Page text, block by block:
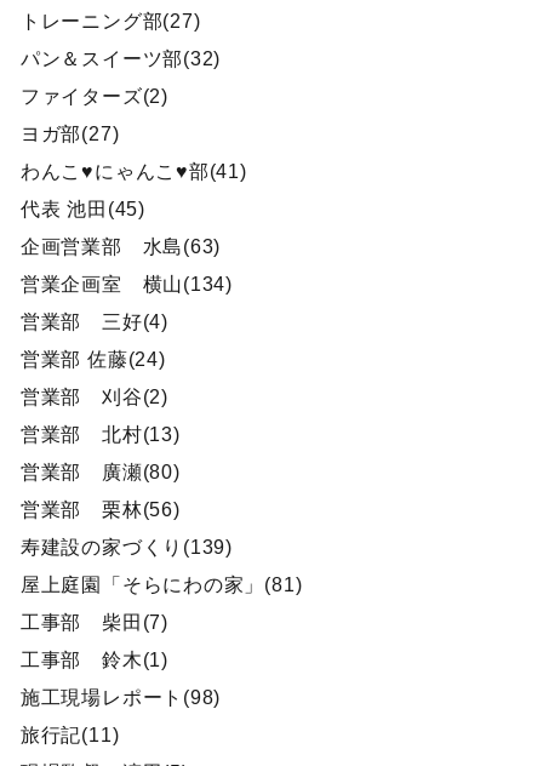
トレーニング部(27)
パン＆スイーツ部(32)
ファイターズ(2)
ヨガ部(27)
わんこ♥にゃんこ♥部(41)
代表 池田(45)
企画営業部 水島(63)
営業企画室 横山(134)
営業部 三好(4)
営業部 佐藤(24)
営業部 刈谷(2)
営業部 北村(13)
営業部 廣瀬(80)
営業部 栗林(56)
寿建設の家づくり(139)
屋上庭園「そらにわの家」(81)
工事部 柴田(7)
工事部 鈴木(1)
施工現場レポート(98)
旅行記(11)